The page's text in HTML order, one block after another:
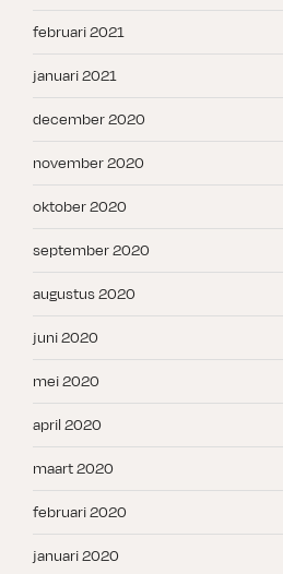
februari 2021
januari 2021
december 2020
november 2020
oktober 2020
september 2020
augustus 2020
juni 2020
mei 2020
april 2020
maart 2020
februari 2020
januari 2020